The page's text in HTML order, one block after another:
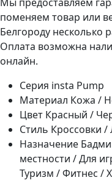
поменяем товар или
Белгороду несколько
Оплата возможна
онлайн.
Серия insta Pump
Материал Кожа /
Цвет Красный /
Стиль Кроссовки
Назначение
местности / Для
Туризм / Фитнес /